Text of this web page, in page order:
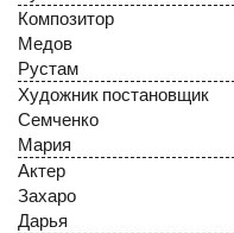
Композитор
Медов
Рустам
Художник постановщик
Семченко
Мария
Актер
Захаро
Дарья